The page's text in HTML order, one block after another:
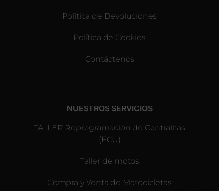
Política de Devoluciones
Política de Cookies
Contáctenos
NUESTROS SERVICIOS
TALLER Reprogramación de Centralitas
(ECU)
Taller de motos
Compra y Venta de Motocicletas